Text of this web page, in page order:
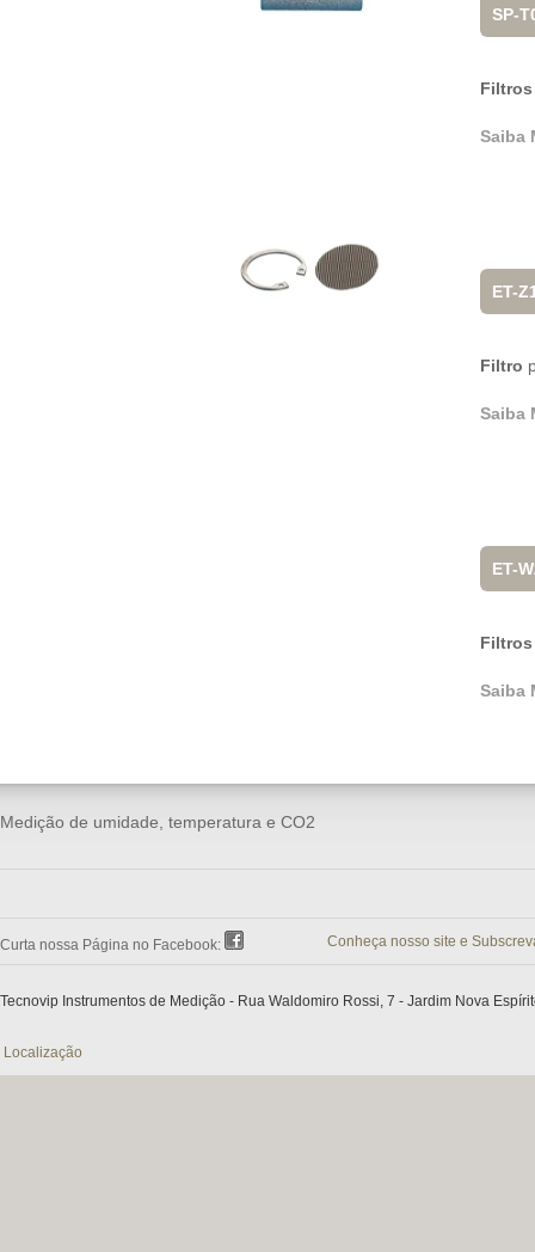
SP-
Filtros
Saiba
ET-
Filtro
Saiba
ET-
Filtros
Saiba
Medição de umidade, temperatura e CO2
Curta nossa Página no Facebook: Conheça nosso site e
Tecnovip Instrumentos de Medição - Rua Waldomiro Rossi, 7 - Jardim Nova
Localização